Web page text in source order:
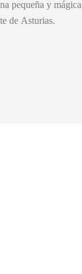
pequeña y
de Asturias.